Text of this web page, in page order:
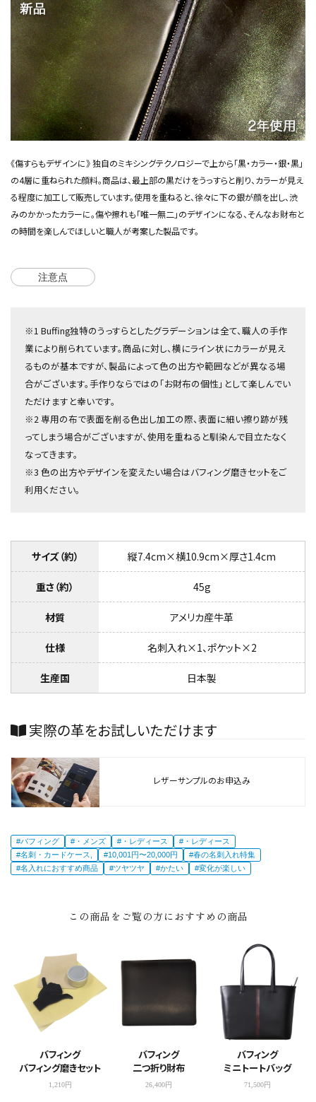
《傷すらもデザインに》 独自のミキシングテクノロジーで上から「黒・カラー・銀・黒」
の4層に重ねられた顔料。商品は、最上部の黒だけをうっすらと削り、カラーが見え
る程度に加工して販売しています。使用を重ねると、徐々に下の銀が顔を出し、渋
みのかかったカラーに。傷や擦れも「唯一無二」のデザインになる、そんなお財布と
の時間を楽しんでほしいと職人が考案した製品です。
注意点
※1 Buffing独特のうっすらとしたグラデーションは全て、職人の手作
業により削られています。商品に対し、横にライン状にカラーが見え
るものが基本ですが、製品によって色の出方や範囲などが異なる場
合がございます。手作りならではの「お財布の個性」として楽しんでい
ただけますと幸いです。
※2 専用の布で表面を削る色出し加工の際、表面に細い擦り跡が残
ってしまう場合がございますが、使用を重ねると馴染んで目立たなく
なってきます。
※3 色の出方やデザインを変えたい場合はバフィング磨きセットをご
利用ください。
サイズ（約） 縦7.4cm×横10.9cm×厚さ1.4cm
重さ（約） 45g
材質 アメリカ産牛革
仕様 名刺入れ×1、ポケット×2
生産国 日本製
実際の革をお試しいただけます
レザーサンプルのお申込み
#バフィング #・メンズ #・レディース
#・レディース
#名刺・カードケース,
#10,001円〜20,000円
#春の名刺入れ特集
#名入れにおすすめ商品
#ツヤツヤ #かたい #変化が楽しい
この商品をご覧の方におすすめの商品
バフィング
バフィング磨きセット
1,210円
バフィング
二つ折り財布
26,400円
バフィング
ミニトートバッグ
71,500円